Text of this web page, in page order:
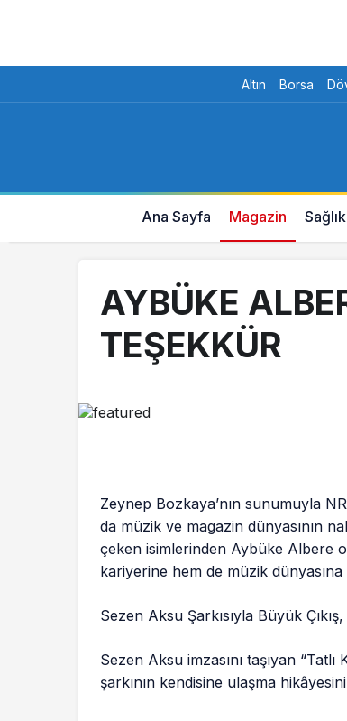
Altın Borsa
Ana Sayfa Magazin Sağlık
AYBÜKE
TEŞEKKÜR
Zeynep Bozkaya’nın sunumuyla
da müzik ve magazin dünyasının
çeken isimlerinden Aybüke Albere
kariyerine hem de müzik
Sezen Aksu Şarkısıyla Büyük
Sezen Aksu imzasını taşıyan
şarkının kendisine ulaşma